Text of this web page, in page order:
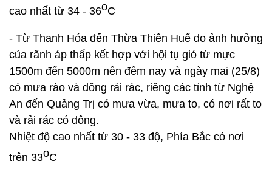
cao nhất từ 34 - 36oC
- Từ Thanh Hóa đến Thừa Thiên Huế do ảnh hưởng
của rãnh áp thấp kết hợp với hội tụ gió từ mực
1500m đến 5000m nên đêm nay và ngày mai (25/8)
có mưa rào và dông rải rác, riêng các tỉnh từ Nghệ
An đến Quảng Trị có mưa vừa, mưa to, có nơi rất to
và rải rác có dông.
Nhiệt độ cao nhất từ 30 - 33 độ, Phía Bắc có nơi
trên 33oC